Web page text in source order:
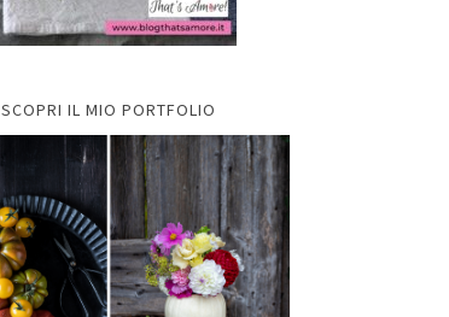
SCOPRI IL MIO PORTFOLIO